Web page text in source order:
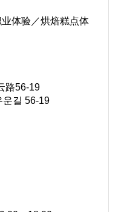
体验／烘焙糕点体
路56-19
운길 56-19